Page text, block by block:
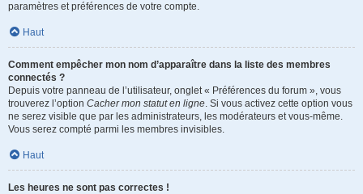
paramètres et préférences de votre compte.
Haut
Comment empêcher mon nom d’apparaître dans la liste des membres
connectés ?
Depuis votre panneau de l’utilisateur, onglet « Préférences du forum », vous
trouverez l’option Cacher mon statut en ligne. Si vous activez cette option vous
ne serez visible que par les administrateurs, les modérateurs et vous-même.
Vous serez compté parmi les membres invisibles.
Haut
Les heures ne sont pas correctes !